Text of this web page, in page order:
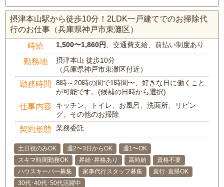
摂津本山駅から徒歩10分！2LDK一戸建てでのお掃除代
行のお仕事（兵庫県神戸市東灘区）
時給 1,500〜1,860円 、交通費支給、前払い制度あり
勤務地
摂津本山 徒歩10分
（兵庫県神戸市東灘区付近）
勤務時間
8時～20時の間で1時間〜、好きな日に働くこと
が可能です。(候補の日時から選択)
仕事内容
キッチン、トイレ、お風呂、洗面所、リビン
グ、その他のお掃除
契約形態 業務委託
土日祝のみOK 週2〜3日からOK
週1〜OK
スキマ時間勤務OK
昇給･昇格あり 高時給
資格不要
ハウスキーパー募集
家事代行スタッフ募集
直行･直帰OK
30代･40代･50代活躍中